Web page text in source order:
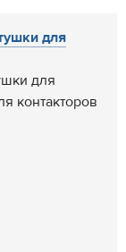
для
для
контакторов